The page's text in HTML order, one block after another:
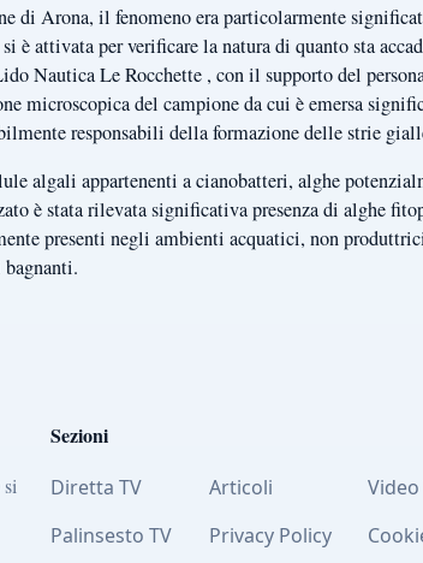
di Arona, il fenomeno era particolarmente
è attivata per verificare la natura di quanto sta
Nautica Le Rocchette , con il supporto del
microscopica del campione da cui è emersa
responsabili della formazione delle strie
algali appartenenti a cianobatteri, alghe
è stata rilevata significativa presenza di alghe
presenti negli ambienti acquatici, non
Sezioni
Diretta TV Articoli
Video
Palinsesto TV
Privacy Policy